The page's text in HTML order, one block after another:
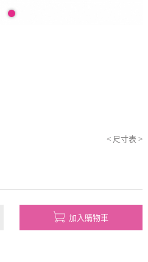
< 尺寸表 >
加入購物車